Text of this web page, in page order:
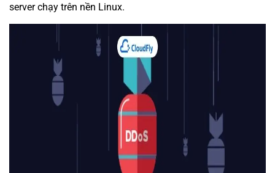
server chạy trên nền Linux.